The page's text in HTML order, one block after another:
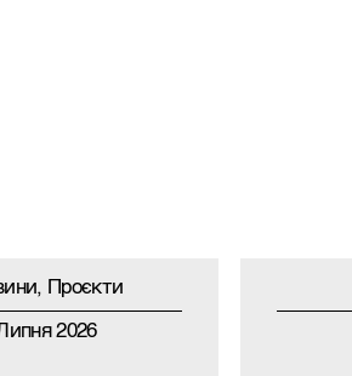
Проєкти
2026